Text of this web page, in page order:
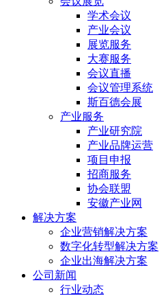
学术会议
产业会议
展览服务
大赛服务
会议直播
会议管理系统
斯百德会展
产业服务
产业研究院
产业品牌运营
项目申报
招商服务
协会联盟
安徽产业网
解决方案
企业营销解决方案
数字化转型解决方案
企业出海解决方案
公司新闻
行业动态